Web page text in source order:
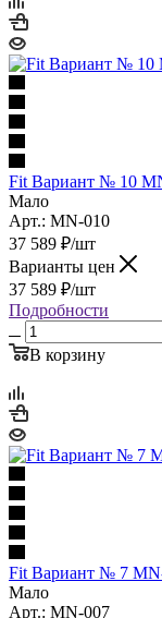
Fit Вариант № 10
Мало
Арт.: MN-010
37 589 ₽/шт
Варианты цен
37 589 ₽/шт
Подробности
В корзину
Fit Вариант № 7
Мало
Арт.: MN-007